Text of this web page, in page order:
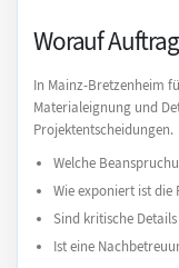
Worauf
In Mainz-Bretzenheim
Materialeignung und
Projektentscheidungen.
Welche
Wie exponiert ist die
Sind kritische
Ist eine